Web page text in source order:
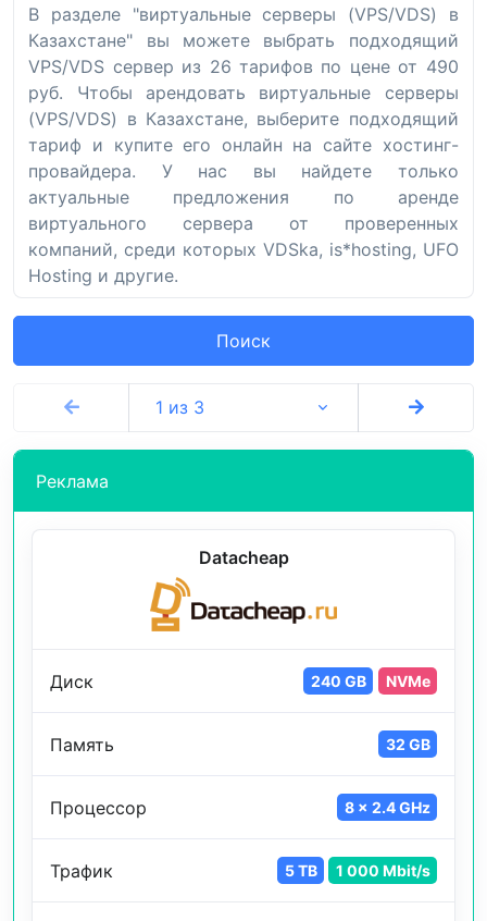
В разделе "виртуальные серверы (VPS/VDS) в
Казахстане" вы можете выбрать подходящий
VPS/VDS сервер из 26 тарифов по цене от 490
руб. Чтобы арендовать виртуальные серверы
(VPS/VDS) в Казахстане, выберите подходящий
тариф и купите его онлайн на сайте хостинг-
провайдера. У нас вы найдете только
актуальные предложения по аренде
виртуального сервера от проверенных
компаний, среди которых VDSka, is*hosting, UFO
Hosting и другие.
Поиск
1 из 3
Реклама
Datacheap
Диск 240 GB NVMe
Память 32 GB
Процессор 8 x 2.4 GHz
Трафик 5 TB 1 000 Mbit/s